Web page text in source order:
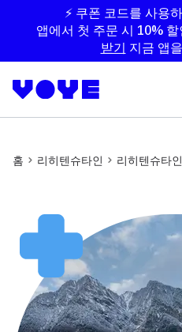
⚡ 쿠폰 코드를 사용
앱에서 첫 주문 시 10%
받기
지금 앱
홈 리히텐슈타인 리히텐슈타